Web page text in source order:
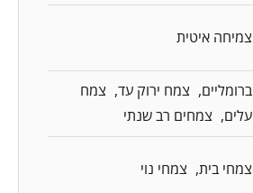
צמיחה איטית
ברומליים צמח ירוק עד
צמח
עלים
צמחים רב שנתי
צמחי בית צמחי נוי